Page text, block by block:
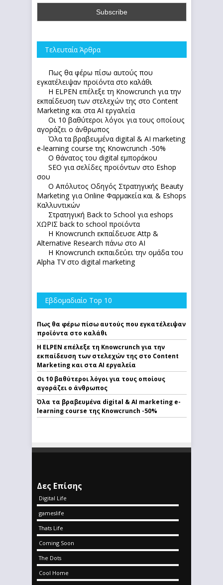
Τελευταία Άρθρα
Πως θα φέρω πίσω αυτούς που
εγκατέλειψαν προϊόντα στο καλάθι
Η ELPEN επέλεξε τη Knowcrunch για την
εκπαίδευση των στελεχών της στο Content
Marketing και στα AI εργαλεία
Οι 10 βαθύτεροι λόγοι για τους οποίους
αγοράζει ο άνθρωπος
Όλα τα βραβευμένα digital & AI marketing
e-learning course της Knowcrunch -50%
Ο θάνατος του digital εμποράκου
SEO για σελίδες προϊόντων στο Eshop
σου
Ο Απόλυτoς Οδηγός Στρατηγικής Beauty
Marketing για Online Φαρμακεία και & Eshops
Καλλυντικών
Στρατηγική Back to School για eshops
ΧΩΡΙΣ back to school προϊόντα
Η Knowcrunch εκπαίδευσε Attp &
Alternative Research πάνω στο ΑΙ
Η Knowcrunch εκπαιδεύει την ομάδα του
Alpha TV στο digital marketing
Εβδομαδιαίο Top 10
Πως θα φέρω πίσω αυτούς που εγκατέλειψαν
προϊόντα στο καλάθι
Η ELPEN επέλεξε τη Knowcrunch για την
εκπαίδευση των στελεχών της στο Content
Marketing και στα AI εργαλεία
Οι 10 βαθύτεροι λόγοι για τους οποίους
αγοράζει ο άνθρωπος
Όλα τα βραβευμένα digital & AI marketing e-
learning course της Knowcrunch -50%
Δες Επίσης
Digital Life
gameslife
Thats Life
Coming Soon
The Dots
Cool Home